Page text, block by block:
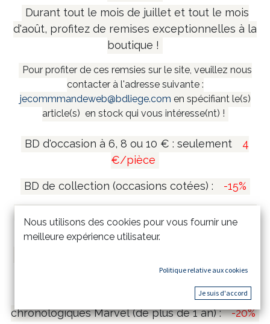
Durant tout le mois de juillet et tout le mois
d'août, profitez de remises exceptionnelles à la
boutique !
Pour profiter de ces remsies sur le site, veuillez nous
contacter à l'adresse suivante :
jecommmandeweb@bdliege.com en spécifiant le(s)
article(s) en stock qui vous intéresse(nt) !
BD d'occasion à 6, 8 ou 10 € : seulement
4
€/pièce
BD de collection (occasions cotées) : -15%
:
-20%
-15%
Comics Marvel Omnibus & Intégrales
chronologiques Marvel (de plus de 1 an) : -20%
Nous utilisons des cookies pour vous fournir une
meilleure expérience utilisateur.
Politique relative aux cookies
Je suis d'accord